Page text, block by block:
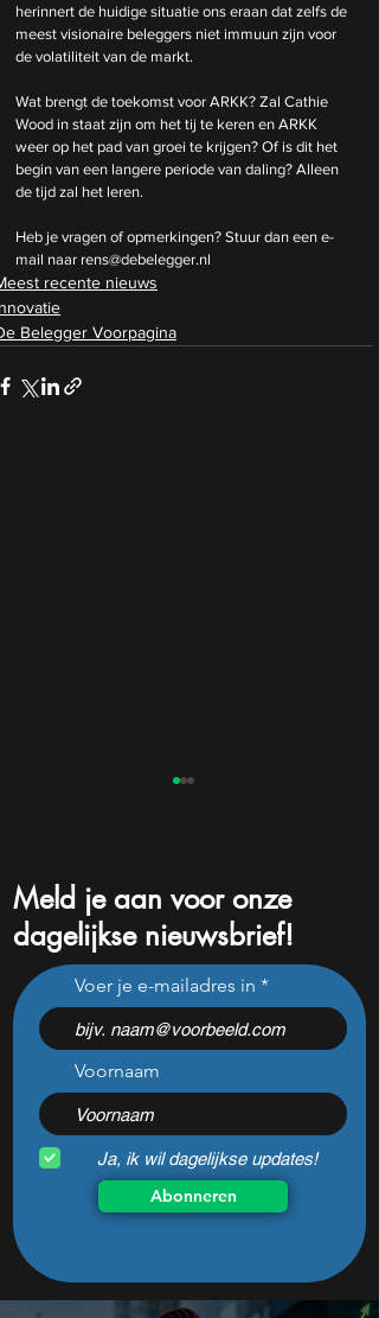
herinnert de huidige situatie ons eraan dat zelfs de
meest visionaire beleggers niet immuun zijn voor
de volatiliteit van de markt.
Wat brengt de toekomst voor ARKK? Zal Cathie
Wood in staat zijn om het tij te keren en ARKK
weer op het pad van groei te krijgen? Of is dit het
begin van een langere periode van daling? Alleen
de tijd zal het leren.
Heb je vragen of opmerkingen? Stuur dan een e-
mail naar rens@debelegger.nl
recente nieuws
Belegger Voorpagina
Dit moet je weten over de
Amerikaanse banencijfers
Meld je aan voor onze
dagelijkse nieuwsbrief!
Voer je e-mailadres in
Voornaam
Ja, ik wil dagelijkse updates!
Abonneren